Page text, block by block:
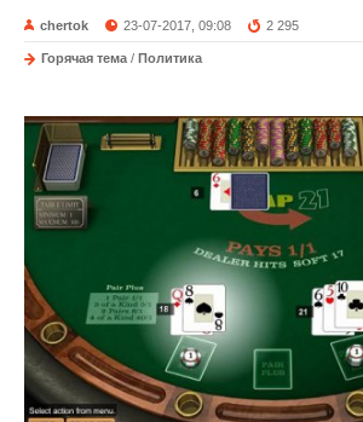
chertok 23-07-2017, 09:08 2 295
Горячая тема / Политика